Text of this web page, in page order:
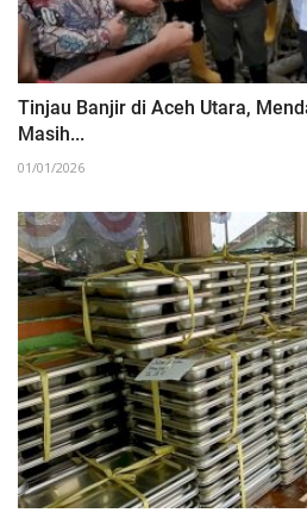
Tinjau Banjir di Aceh Utara,
Masih...
01/01/2026